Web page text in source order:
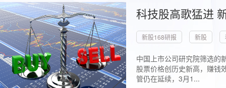
科技股高歌猛进
新股168研报 新股
中国上市公司研究院筛选的
股票价格创历史新高，赚钱
管仍在延续，3月1...